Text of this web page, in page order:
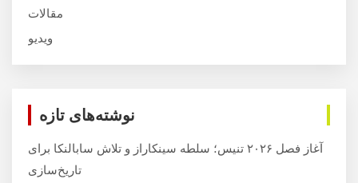
مقالات
ویدیو
نوشته‌های تازه
آغاز فصل ۲۰۲۶ تنیس؛ سلطه سینکاراز و تلاش سابالنکا برای
تاریخ‌سازی